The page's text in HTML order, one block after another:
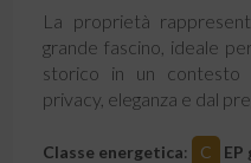
La proprietà
grande fascino, ideale
storico in un contesto
privacy, eleganza e dal
Classe energetica: C EP